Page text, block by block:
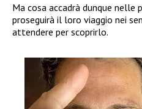
Ma cosa accadrà dunque nelle
proseguirà il loro viaggio nei
attendere per scoprirlo.